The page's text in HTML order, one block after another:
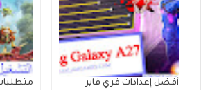
أفضل إعدادات فري فاير